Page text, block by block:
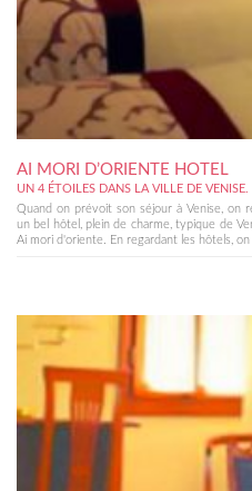
AI MORI D’ORIENTE HOTEL
UN 4 ÉTOILES DANS LA VILLE DE
Quand on prévoit son séjour à Venise, on
un bel hôtel, plein de charme, typique de
Ai mori d'oriente. En regardant les hôtels,